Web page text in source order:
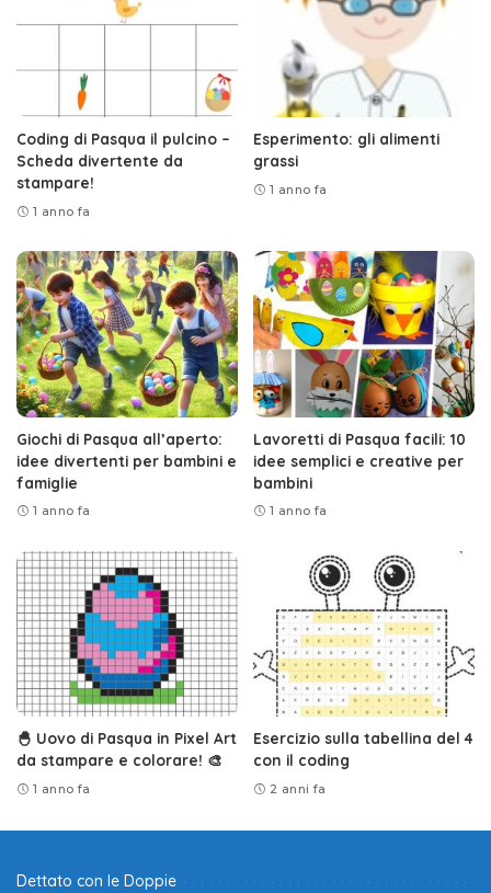
Coding di Pasqua il pulcino –
Scheda divertente da
stampare!
1 anno fa
Esperimento: gli alimenti
grassi
1 anno fa
Giochi di Pasqua all’aperto:
idee divertenti per bambini e
famiglie
1 anno fa
Lavoretti di Pasqua facili: 10
idee semplici e creative per
bambini
1 anno fa
🐣 Uovo di Pasqua in Pixel Art
da stampare e colorare! 🎨
1 anno fa
Esercizio sulla tabellina del 4
con il coding
2 anni fa
Dettato con le Doppie